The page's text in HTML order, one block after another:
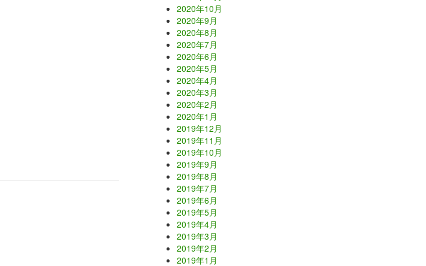
2020年10月
2020年9月
2020年8月
2020年7月
2020年6月
2020年5月
2020年4月
2020年3月
2020年2月
2020年1月
2019年12月
2019年11月
2019年10月
2019年9月
2019年8月
2019年7月
2019年6月
2019年5月
2019年4月
2019年3月
2019年2月
2019年1月